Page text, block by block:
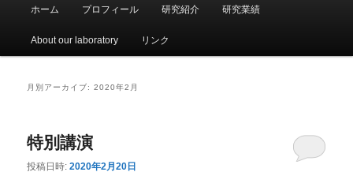
ホーム プロフィール 研究紹介 研究業績
About our laboratory リンク
月別アーカイブ:2020年2月
特別講演
投稿日時:2020年2月20日